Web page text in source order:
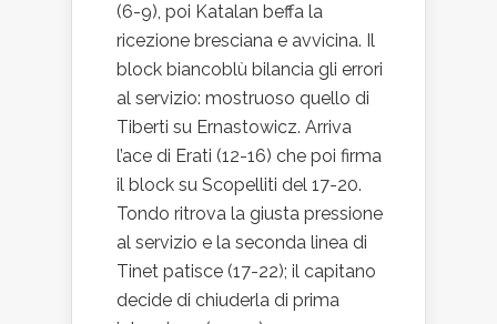
(6-9), poi Katalan beffa la
ricezione bresciana e avvicina. Il
block biancoblù bilancia gli errori
al servizio: mostruoso quello di
Tiberti su Ernastowicz. Arriva
l’ace di Erati (12-16) che poi firma
il block su Scopelliti del 17-20.
Tondo ritrova la giusta pressione
al servizio e la seconda linea di
Tinet patisce (17-22); il capitano
decide di chiuderla di prima